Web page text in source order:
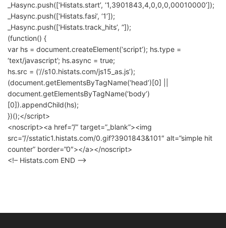
_Hasync.push([‘Histats.start’, ‘1,3901843,4,0,0,0,00010000’]);
_Hasync.push([‘Histats.fasi’, ‘1’]);
_Hasync.push([‘Histats.track_hits’, ”]);
(function() {
var hs = document.createElement(‘script’); hs.type =
‘text/javascript’; hs.async = true;
hs.src = (‘//s10.histats.com/js15_as.js’);
(document.getElementsByTagName(‘head’)[0] ||
document.getElementsByTagName(‘body’)
[0]).appendChild(hs);
})();</script>
<noscript><a href=”/” target=”_blank”><img
src=”//sstatic1.histats.com/0.gif?3901843&101″ alt=”simple hit
counter” border=”0″></a></noscript>
<!– Histats.com END –>